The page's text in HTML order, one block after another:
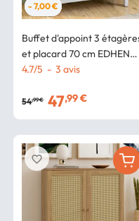
- 7,00 €
Buffet d'appoint 3
et placard 70 cm EDHEN
bois blanc et cannage
4.7/5 - 3 avis
54,99 € 47,99 €
favorite_border